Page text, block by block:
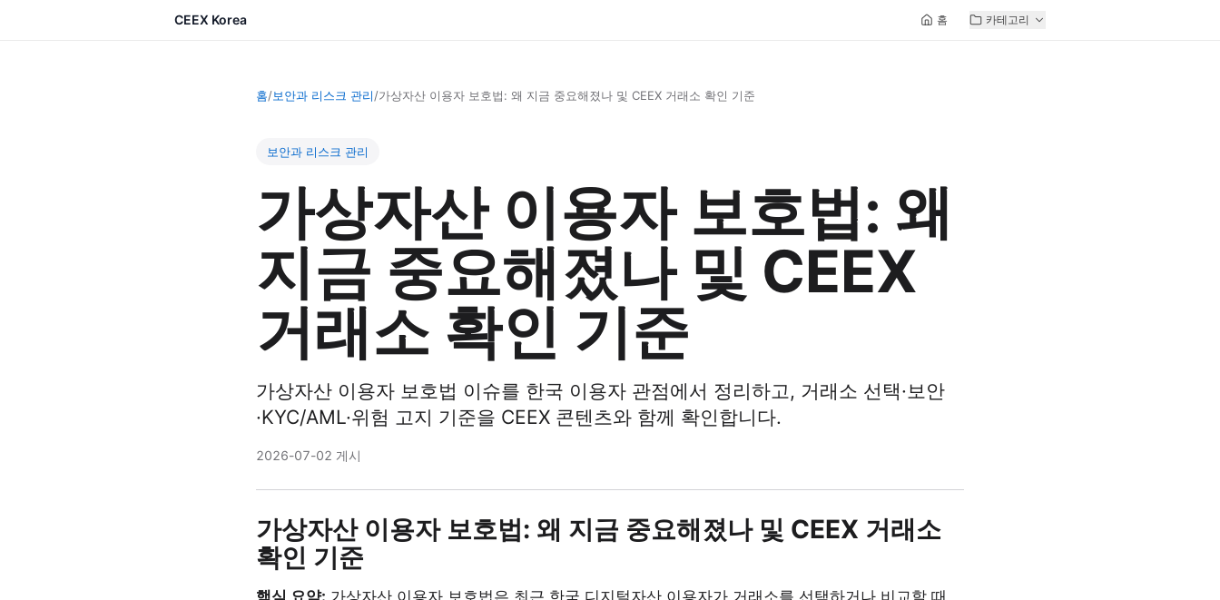
CEEX Korea 홈 카테고리
홈/보안과 리스크 관리/가상자산 이용자 보호법: 왜 지금 중요해졌나 및 CEEX 거래소 확인 기준
보안과 리스크 관리
가상자산 이용자 보호법: 왜
지금 중요해졌나 및 CEEX
거래소 확인 기준
가상자산 이용자 보호법 이슈를 한국 이용자 관점에서 정리하고, 거래소 선택·보안
·KYC/AML·위험 고지 기준을 CEEX 콘텐츠와 함께 확인합니다.
2026-07-02 게시
가상자산 이용자 보호법: 왜 지금 중요해졌나 및 CEEX 거래소
확인 기준
핵심 요약: 가상자산 이용자 보호법은 최근 한국 디지털자산 이용자가 거래소를 선택하거나 비교할 때